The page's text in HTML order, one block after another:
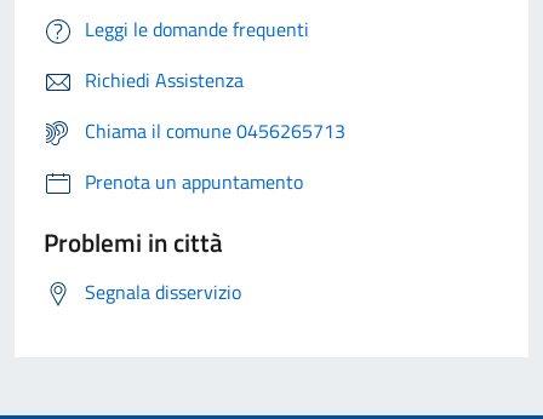
Leggi le domande frequenti
Richiedi Assistenza
Chiama il comune 0456265713
Prenota un appuntamento
Problemi in città
Segnala disservizio